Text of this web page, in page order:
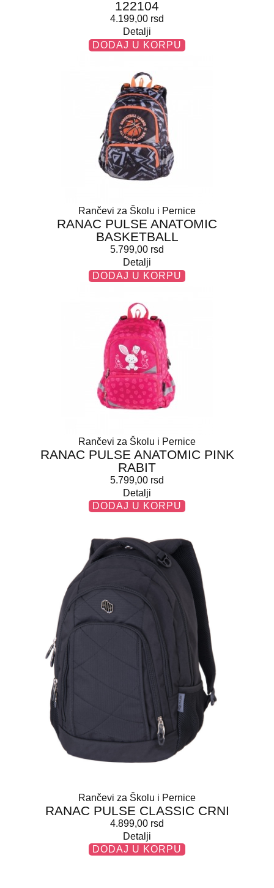
122104
4.199,00 rsd
Detalji
DODAJ U KORPU
Rančevi za Školu i Pernice
RANAC PULSE ANATOMIC
BASKETBALL
5.799,00 rsd
Detalji
DODAJ U KORPU
Rančevi za Školu i Pernice
RANAC PULSE ANATOMIC PINK
RABIT
5.799,00 rsd
Detalji
DODAJ U KORPU
Rančevi za Školu i Pernice
RANAC PULSE CLASSIC CRNI
4.899,00 rsd
Detalji
DODAJ U KORPU